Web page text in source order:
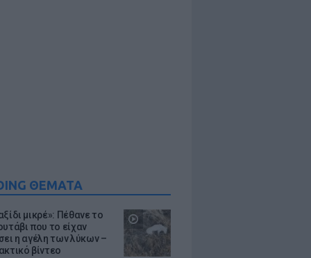
ΘΕΜΑΤΑ
μικρέ»: Πέθανε το
που το είχαν
η αγέλη των λύκων –
βίντεο